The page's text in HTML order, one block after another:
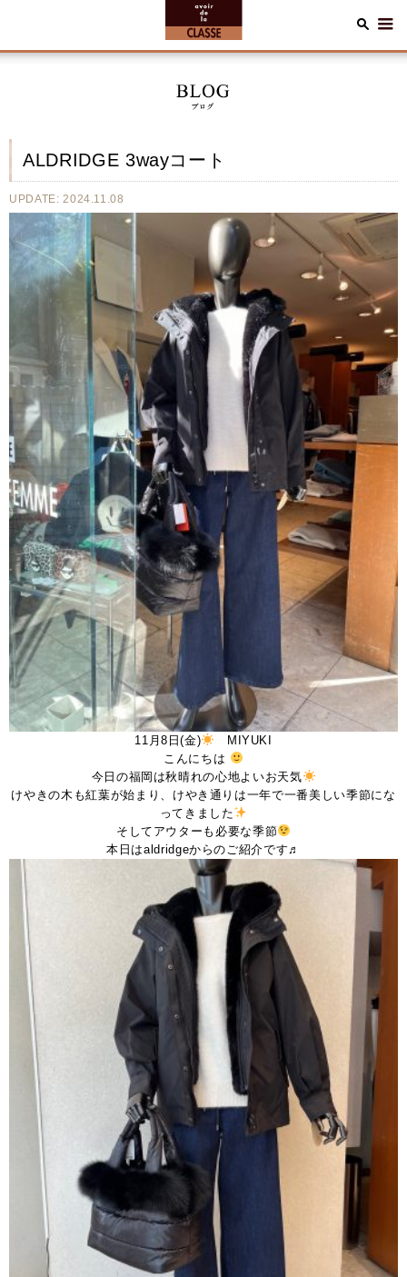
ALDRIDGE 3wayコート
UPDATE: 2024.11.08
11月8日(金)
MIYUKI
こんにちは
今日の福岡は秋晴れの心地よいお天気
けやきの木も紅葉が始まり、けやき通りは一年で一番美しい季節にな
ってきました
そしてアウターも必要な季節
本日はaldridgeからのご紹介です♬